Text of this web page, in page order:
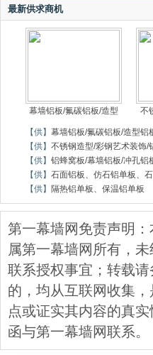
最新供求商机
幕墙铝板/氟碳铝板/造型 不
【供】 幕墙铝板/氟碳铝板/造型铝
【供】 不锈钢造型/彩钢艺术装饰/
【供】 铝蜂窝板/幕墙铝板/冲孔铝
【供】 石面铝板、仿石铝单板、
【供】 隔热铝单板、保温铝单板
第一幕墙网免责声明
属第一幕墙网所有，
联系授权事宜；转载
的，均从互联网收集
点或证实其内容的真
函与第一幕墙网联系。